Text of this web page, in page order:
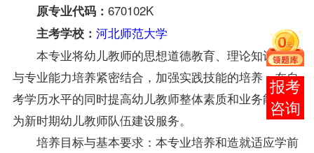
原专业代码： 670102K
主考学校： 河北师范大学
本专业将幼儿教师的思想道德教育、理论知识学习
与专业能力培养紧密结合，加强实践技能的培养，在自
考学历水平的同时提高幼儿教师整体素质和业务能力，
为新时期幼儿教师队伍建设服务。
培养目标与基本要求：本专业培养和造就适应学前
在线
客服